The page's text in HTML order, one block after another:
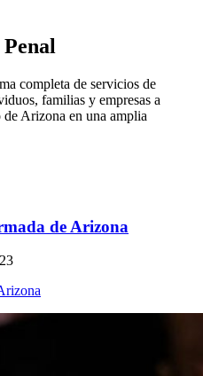
completa de servicios de
familias y empresas a
Arizona en una amplia
de Arizona